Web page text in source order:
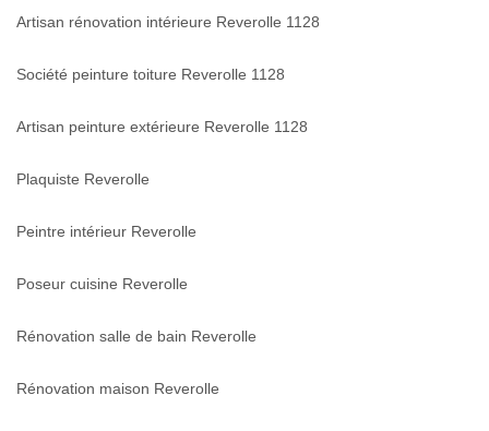
Artisan rénovation intérieure Reverolle 1128
Société peinture toiture Reverolle 1128
Artisan peinture extérieure Reverolle 1128
Plaquiste Reverolle
Peintre intérieur Reverolle
Poseur cuisine Reverolle
Rénovation salle de bain Reverolle
Rénovation maison Reverolle